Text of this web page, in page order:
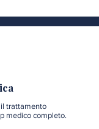
trattamento
medico completo.